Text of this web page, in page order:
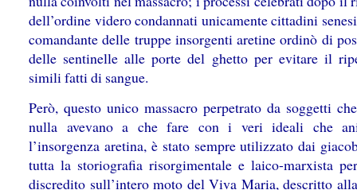
dell’ordine videro condannati unicamente cittadini
comandante delle truppe insorgenti aretine ordinò di
delle sentinelle alle porte del ghetto per evitare il
simili fatti di sangue.
Però, questo unico massacro perpetrato da soggetti
nulla avevano a che fare con i veri ideali che
l’insorgenza aretina, è stato sempre utilizzato dai
tutta la storiografia risorgimentale e laico-marxista
discredito sull’intero moto del Viva Maria, descritto